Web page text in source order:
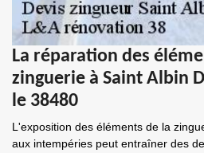
La réparation des
zinguerie à Saint Albin
le 38480
L'exposition des éléments de la
aux intempéries peut entraîner des